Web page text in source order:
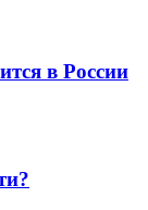
в России